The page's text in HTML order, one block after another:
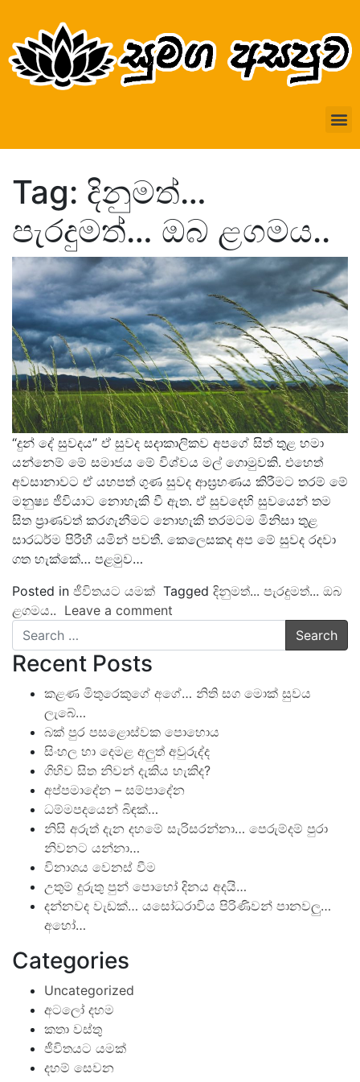
Tag: දිනුමත්…
පැරදුමත්… ඔබ ළගමය..
“දුන් දේ සුවදය” ඒ සුවද සදාකාලිකව අපගේ සිත් තුළ හමා
යන්නෙම් මේ සමාජය මේ විශ්වය මල් ගොමුවකි. එහෙත්
අවසානාවට ඒ යහපත් ගුණ සුවද ආඝ්‍රහණය කිරීමට තරම් මේ
මනුෂ්‍ය ජීවියාට නොහැකි වී ඇත. ඒ සුවදෙහි සුවයෙන් තම
සිත ප්‍රාණවත් කරගැනීමට නොහැකි තරමටම මිනිසා තුළ
සාරධර්ම පිරීහී යමින් පවතී. කෙලෙසකද අප මේ සුවද රදවා
ගත හැක්කේ… පළමුව…
Posted in ජීවිතයට යමක් Tagged දිනුමත්... පැරදුමත්... ඔබ
ළගමය.. Leave a comment
Search
Recent Posts
කළණ මිතුරෙකුගේ අගේ… නිති සග මොක් සුවය
ලැබේ…
බක් පුර පසළොස්වක පොහොය
සිංහල හා දෙමළ අලුත් අවුරුද්ද
ගිහිව සිත නිවන් දැකිය හැකිද?
අප්පමාදේන – සම්පාදේන
ධම්මපදයෙන් බිඳක්…
නිසි අරුත් දැන දහමේ සැරිසරන්නා… පෙරුම්දම් පුරා
නිවනට යන්නා…
විනාශය වෙනස් වීම
උතුම් දුරුතු පුන් පොහෝ දිනය අදයි…
දන්නවද වැඩක්… යසෝධරාවිය පිරිණිවන් පානවලු…
අහෝ…
Categories
Uncategorized
අටලෝ දහම
කතා වස්තු
ජීවිතයට යමක්
දහම් සෙවන